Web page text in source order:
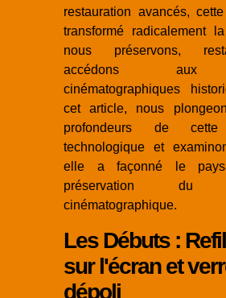
restauration avancés,
transformé radicalement
nous préservons,
accédons aux
cinématographiques
cet article, nous
profondeurs de cette
technologique et
elle a façonné le
préservation du
cinématographique.
Les Débuts :
sur l'écran et
dépoli